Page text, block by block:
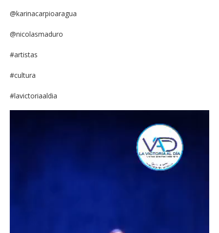
@karinacarpioaragua
@nicolasmaduro
#artistas
#cultura
#lavictoriaaldia